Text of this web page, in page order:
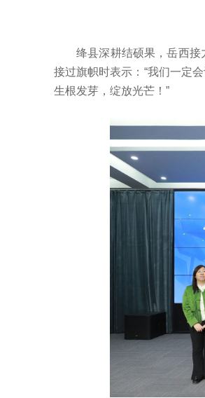
绛县深耕结硕果，岳西
接过旗帜时表示：“我们一定
生根发芽，绽放光芒！”